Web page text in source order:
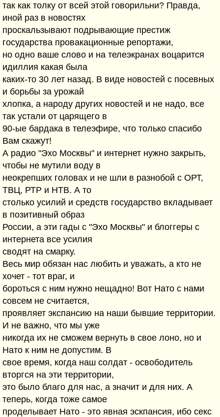
так как толку от всей этой говорильни? Правда,
иной раз в новостях
проскальзывают подрывающие престиж
государства провакационные репортажи,
но одно ваше слово и на телеэкранах воцарится
идиллия какая была
каких-то 30 лет назад. В виде новостей с посевных
и борьбы за урожай
хлопка, а народу других новостей и не надо, все
так устали от царящего в
90-ые бардака в телеэфире, что только спасибо
Вам скажут!
А радио "Эхо Москвы" и интернет нужно закрыть,
чтобы не мутили воду в
неокрепших головах и не шли в разнобой с ОРТ,
ТВЦ, РТР и НТВ. А то
столько усилий и средств государство вкладывает
в позитивный образ
России, а эти гады с "Эхо Москвы" и блоггеры с
интернета все усилия
сводят на смарку.
Весь мир обязан нас любить и уважать, а кто не
хочет - тот враг, и
бороться с ним нужно нещадно! Вот Нато с нами
совсем не считается,
проявляет экспансию на наши бывшие территории.
И не важно, что мы уже
никогда их не сможем вернуть в свое лоно, но и
Нато к ним не допустим. В
свое время, когда наш солдат - освободитель
вторгся на эти территории,
это было благо для нас, а значит и для них. А
теперь, когда тоже самое
проделывает Нато - это явная эскпансия, ибо секс